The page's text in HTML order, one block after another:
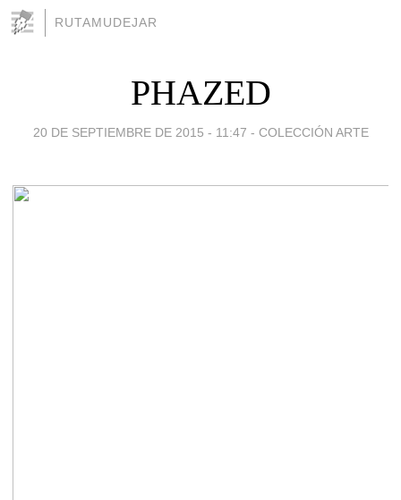
RUTAMUDEJAR
PHAZED
20 DE SEPTIEMBRE DE 2015 - 11:47 - COLECCIÓN ARTE